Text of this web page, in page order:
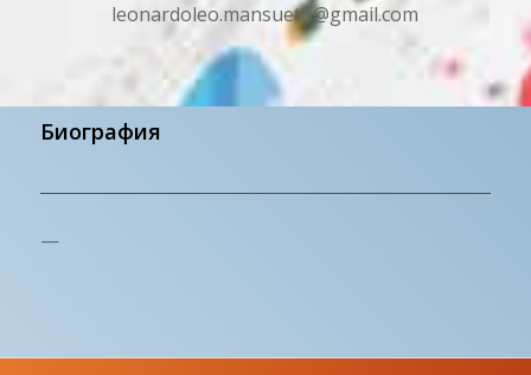
leonardoleo.mansueto@gmail.com
Биография
—